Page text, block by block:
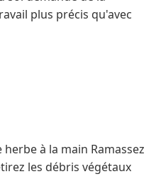
plus précis qu'avec
à la main Ramassez
les débris végétaux